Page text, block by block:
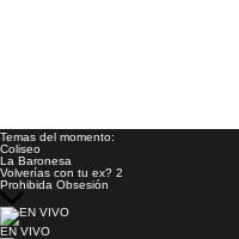
Temas del momento:
Coliseo
La Baronesa
Volverías con tu ex? 2
Prohibida Obsesión
EN VIVO